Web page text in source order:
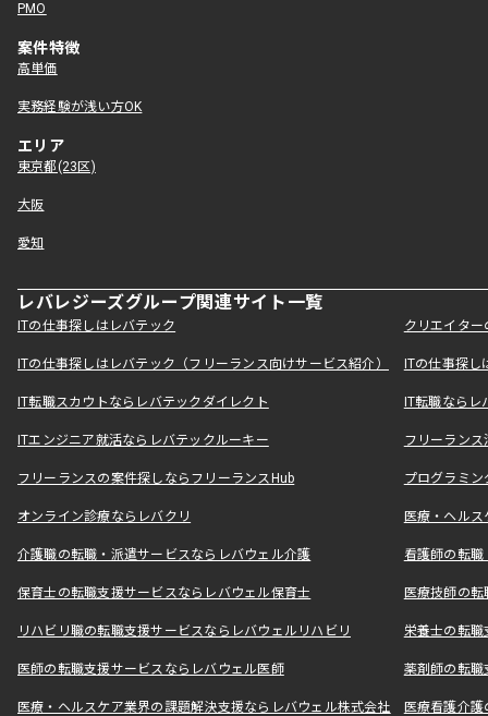
PMO
案件特徴
高単価
実務経験が浅い方OK
エリア
東京都(23区)
大阪
愛知
レバレジーズグループ関連サイト一覧
ITの仕事探しはレバテック クリエイタ
ITの仕事探しはレバテック（フリーランス向けサービス紹介） ITの仕事探
IT転職スカウトならレバテックダイレクト IT転職なら
ITエンジニア就活ならレバテックルーキー フリーラン
フリーランスの案件探しならフリーランスHub プログラミ
オンライン診療ならレバクリ 医療・ヘル
介護職の転職・派遣サービスならレバウェル介護 看護師の転
保育士の転職支援サービスならレバウェル保育士 医療技師の
リハビリ職の転職支援サービスならレバウェルリハビリ 栄養士の転
医師の転職支援サービスならレバウェル医師 薬剤師の転
医療・ヘルスケア業界の課題解決支援ならレバウェル株式会社 医療看護介